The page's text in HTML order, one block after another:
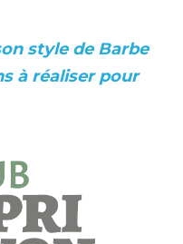
style de Barbe
à réaliser pour